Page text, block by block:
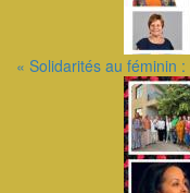
« Solidarités au féminin :